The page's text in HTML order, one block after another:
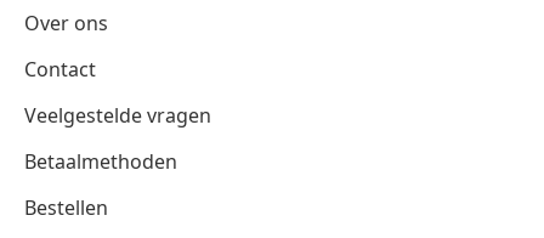
Over ons
Contact
Veelgestelde vragen
Betaalmethoden
Bestellen